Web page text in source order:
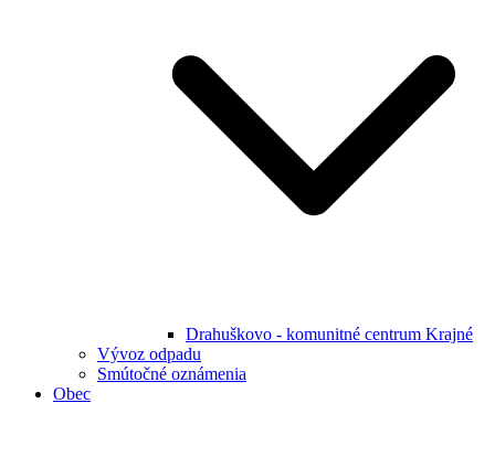
Drahuškovo - komunitné centrum Krajné
Vývoz odpadu
Smútočné oznámenia
Obec